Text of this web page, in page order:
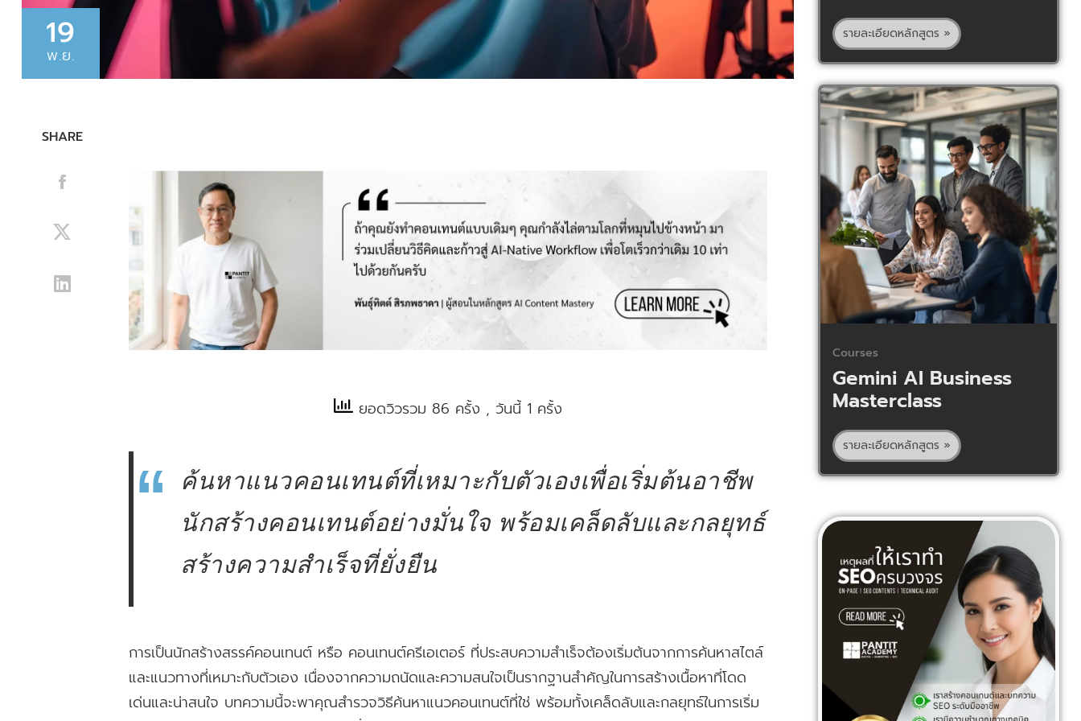
19
พ.ย.
SHARE
ยอดวิวรวม 86 ครั้ง , วันนี้ 1 ครั้ง
ค้นหาแนวคอนเทนต์ที่เหมาะกับตัวเองเพื่อเริ่มต้นอาชีพ
นักสร้างคอนเทนต์อย่างมั่นใจ พร้อมเคล็ดลับและกลยุทธ์
สร้างความสำเร็จที่ยั่งยืน
การเป็นนักสร้างสรรค์คอนเทนต์ หรือ คอนเทนต์ครีเอเตอร์ ที่ประสบความสำเร็จต้องเริ่มต้นจากการค้นหาสไตล์
และแนวทางที่เหมาะกับตัวเอง เนื่องจากความถนัดและความสนใจเป็นรากฐานสำคัญในการสร้างเนื้อหาที่โดด
เด่นและน่าสนใจ บทความนี้จะพาคุณสำรวจวิธีค้นหาแนวคอนเทนต์ที่ใช่ พร้อมทั้งเคล็ดลับและกลยุทธ์ในการเริ่ม
รายละเอียดหลักสูตร »
Courses
Gemini AI Business
Masterclass
รายละเอียดหลักสูตร »